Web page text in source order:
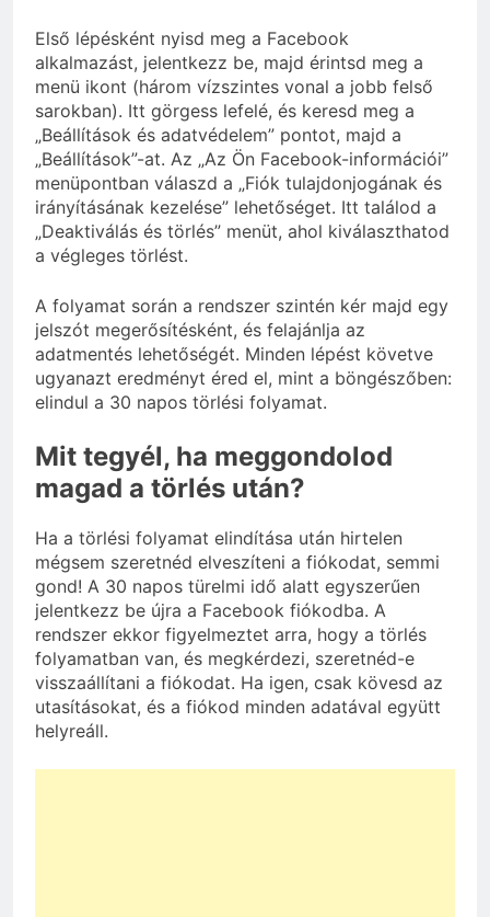
Első lépésként nyisd meg a Facebook
alkalmazást, jelentkezz be, majd érintsd meg a
menü ikont (három vízszintes vonal a jobb felső
sarokban). Itt görgess lefelé, és keresd meg a
„Beállítások és adatvédelem” pontot, majd a
„Beállítások”-at. Az „Az Ön Facebook-információi”
menüpontban válaszd a „Fiók tulajdonjogának és
irányításának kezelése” lehetőséget. Itt találod a
„Deaktiválás és törlés” menüt, ahol kiválaszthatod
a végleges törlést.
A folyamat során a rendszer szintén kér majd egy
jelszót megerősítésként, és felajánlja az
adatmentés lehetőségét. Minden lépést követve
ugyanazt eredményt éred el, mint a böngészőben:
elindul a 30 napos törlési folyamat.
Mit tegyél, ha meggondolod
magad a törlés után?
Ha a törlési folyamat elindítása után hirtelen
mégsem szeretnéd elveszíteni a fiókodat, semmi
gond! A 30 napos türelmi idő alatt egyszerűen
jelentkezz be újra a Facebook fiókodba. A
rendszer ekkor figyelmeztet arra, hogy a törlés
folyamatban van, és megkérdezi, szeretnéd-e
visszaállítani a fiókodat. Ha igen, csak kövesd az
utasításokat, és a fiókod minden adatával együtt
helyreáll.